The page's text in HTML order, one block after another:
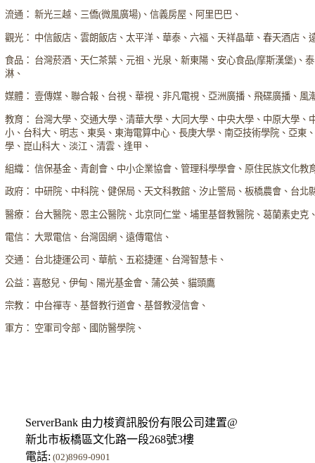
流通： 新光三越、三僑(微風廣場)、信義房屋、阿里巴巴、
觀光： 中信飯店、雲朗飯店、太平洋、華泰、六福、天祥晶華、春天酒店、
食品： 台灣菸酒、天仁茶葉、元祖、光泉、新東陽、安心食品(摩斯漢堡)、
淋、
媒體： 壹傳媒、聯合報、台視、華視、非凡電視、亞洲廣播、飛碟廣播、風
教育： 台灣大學、交通大學、清華大學、大同大學、中央大學、中原大學
小、台科大、明志、東吳、東海電算中心、長庚大學、南亞技術學院、亞東
學、崑山科大、淡江、清雲、逢甲、
組織： 信保基金、青創會、中小企業協會、管理科學學會、原住民族文化教
政府： 中研院、中科院、健保局、天文科教館、汐止警局、板橋農會、台北
醫療： 台大醫院、恩主公醫院、北京同仁堂、埔里基督教醫院、葛蘭素史克
電信： 大眾電信、台灣固網、遠傳電信、
交通： 台北捷運公司、華航、五崧捷運、台灣智慧卡、
公益：喜憨兒、伊甸、陽光基金會、蒲公英、貓頭鷹
宗教： 中台禪寺、基督教行道會、基督教浸信會、
軍方： 空軍司令部、國防醫學院、
ServerBank 由力梭資訊股份有限公司建置@
新北市板橋區文化路一段268號3樓
電話: (02)8969-0901